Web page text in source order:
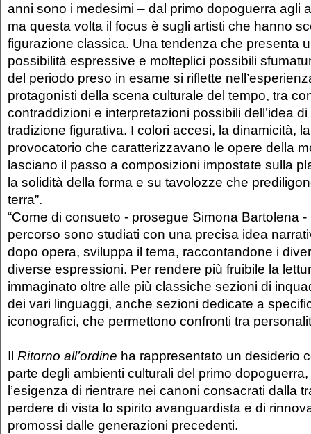
anni sono i medesimi – dal primo dopoguerra agli
ma questa volta il focus è sugli artisti che hanno
figurazione classica. Una tendenza che presenta
possibilità espressive e molteplici possibili
del periodo preso in esame si riflette
protagonisti della scena culturale del tempo, tra
contraddizioni e interpretazioni possibili dell’idea
tradizione figurativa. I colori accesi, la dinamicità,
provocatorio che caratterizzavano le opere della
lasciano il passo a composizioni impostate sulla
la solidità della forma e su tavolozze che
terra”.
“Come di consueto - prosegue Simona Bartolena -
percorso sono studiati con una precisa idea
dopo opera, sviluppa il tema, raccontandone i
diverse espressioni. Per rendere più fruibile la
immaginato oltre alle più classiche sezioni di
dei vari linguaggi, anche sezioni dedicate a
iconografici, che permettono confronti tra
Il Ritorno all’ordine ha rappresentato un desiderio
parte degli ambienti culturali del primo
l’esigenza di rientrare nei canoni consacrati dalla
perdere di vista lo spirito avanguardista e di
promossi dalle generazioni precedenti.